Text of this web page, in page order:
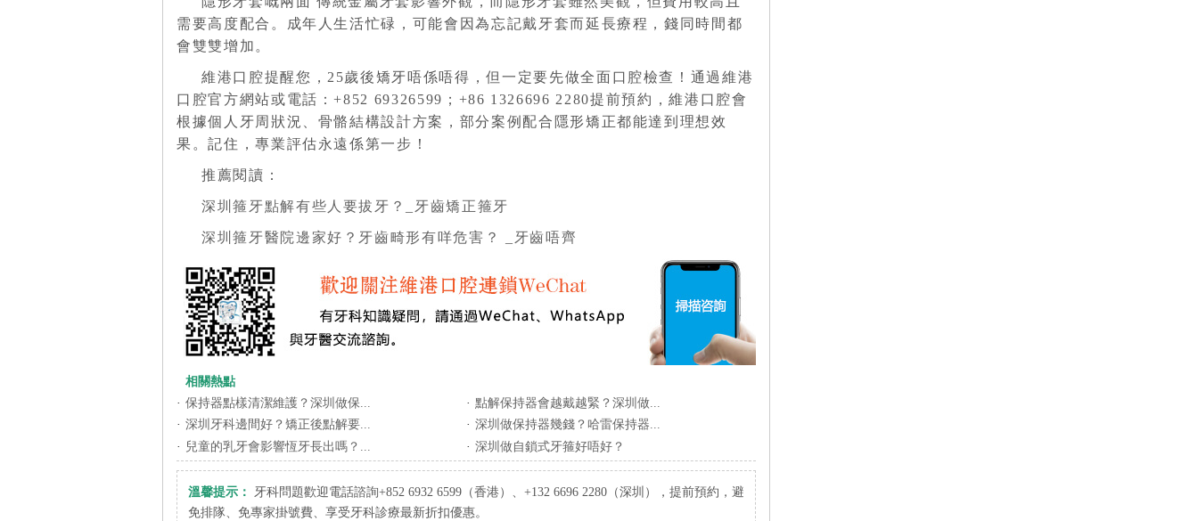
需要高度配合。成年人生活忙碌，可能會因為忘記戴牙套而延長療程，錢同時間都
會雙雙增加。
維港口腔提醒您，25歲後矯牙唔係唔得，但一定要先做全面口腔檢查！通過維港
口腔官方網站或電話：+852 69326599；+86 1326696 2280提前預約，維港口腔會
根據個人牙周狀況、骨骼結構設計方案，部分案例配合隱形矯正都能達到理想效
果。記住，專業評估永遠係第一步！
推薦閱讀：
深圳箍牙點解有些人要拔牙？_牙齒矯正箍牙
深圳箍牙醫院邊家好？牙齒畸形有咩危害？ _牙齒唔齊
相關熱點
· 保持器點樣清潔維護？深圳做保... · 點解保持器會越戴越緊？深圳做...
· 深圳牙科邊間好？矯正後點解要... · 深圳做保持器幾錢？哈雷保持器...
· 兒童的乳牙會影響恆牙長出嗎？... · 深圳做自鎖式牙箍好唔好？
溫馨提示：
牙科問題歡迎電話諮詢+852 6932 6599（香港）、+132 6696 2280（深圳），提前預約，避
免排隊、免專家掛號費、享受牙科診療最新折扣優惠。